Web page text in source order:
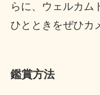
らに、ウェルカム
ひとときをぜひカ
鑑賞方法​​